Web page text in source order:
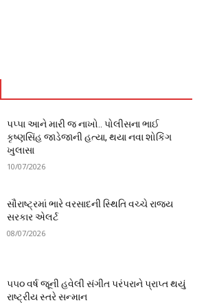
પપ્પા આને મારી જ નાખો.. પોલીસના ભાઈ
કૃષ્ણસિંહ જાડેજાની હત્યા, થયા નવા શોકિંગ
ખુલાસા
10/07/2026
સૌરાષ્ટ્રમાં ભારે વરસાદની સ્થિતિ વચ્ચે રાજ્ય
સરકાર એલર્ટ
08/07/2026
૫૫૦ વર્ષ જૂની હવેલી સંગીત પરંપરાને પ્રાપ્ત થયું
રાષ્ટ્રીય સ્તરે સન્માન